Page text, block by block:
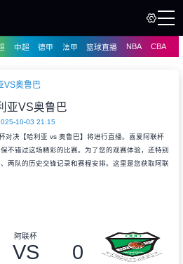
中超 德甲 法甲 篮球直播 NBA CBA
VS奥鲁巴
亚VS奥鲁巴
10-03 21:15
对决【哈利亚 vs 奥鲁巴】将进行直播。喜爱阿联杯
不错过这场精彩的比赛。为了您的观赛体验，还特别
两队的历史交锋记录和赛程安排。这里是您获取阿联
阿联杯
VS 0